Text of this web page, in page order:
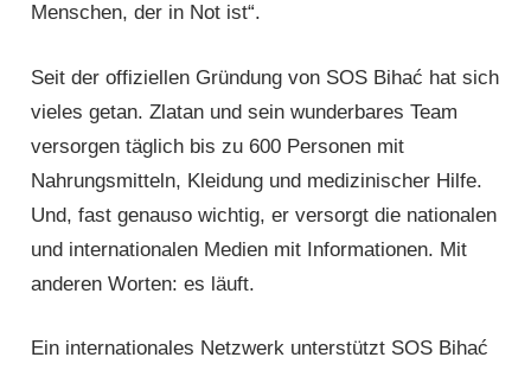
Menschen, der in Not ist“.
Seit der offiziellen Gründung von SOS Bihać hat sich
vieles getan. Zlatan und sein wunderbares Team
versorgen täglich bis zu 600 Personen mit
Nahrungsmitteln, Kleidung und medizi­ni­scher Hilfe.
Und, fast genauso wichtig, er versorgt die nationalen
und internatio­na­len Medien mit Informationen. Mit
anderen Worten: es läuft.
Ein internationales Netzwerk unterstützt SOS Bihać